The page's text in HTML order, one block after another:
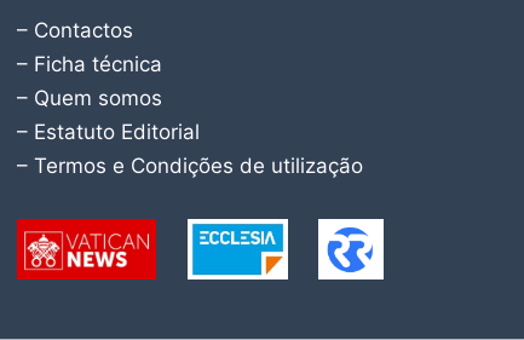
– Contactos
– Ficha técnica
– Quem somos
– Estatuto Editorial
– Termos e Condições de utilização